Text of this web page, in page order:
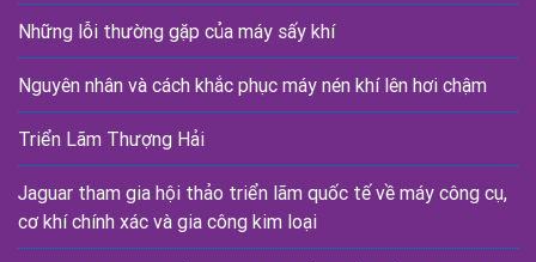
Những lỗi thường gặp của máy sấy khí
Nguyên nhân và cách khắc phục máy nén khí lên hơi chậm
Triển Lãm Thượng Hải
Jaguar tham gia hội thảo triển lãm quốc tế về máy công cụ,
cơ khí chính xác và gia công kim loại